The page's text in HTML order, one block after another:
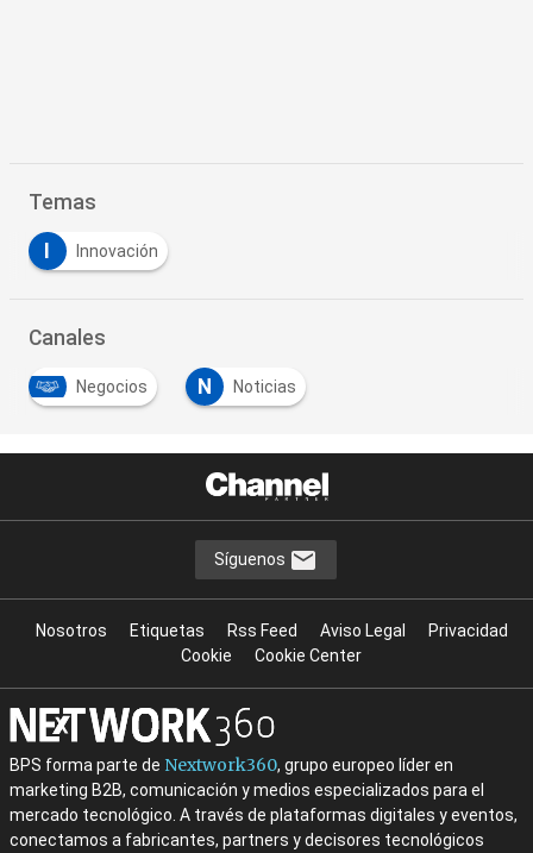
Temas
Innovación
Canales
Negocios N Noticias
Síguenos
Nosotros Etiquetas Rss Feed Aviso Legal
Privacidad
Cookie
Cookie Center
BPS forma parte de Nextwork360, grupo europeo líder en
marketing B2B, comunicación y medios especializados para el
mercado tecnológico. A través de plataformas digitales y eventos,
conectamos a fabricantes, partners y decisores tecnológicos